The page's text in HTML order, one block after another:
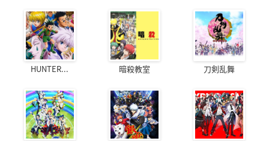
HUNTER... 暗殺教室 刀剣乱舞